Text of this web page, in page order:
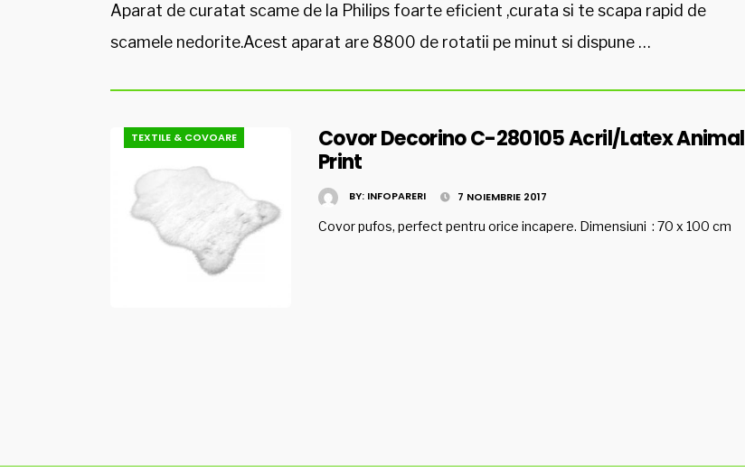
Aparat de curatat scame de la Philips foarte eficient ,curata si te scapa rapid de
scamele nedorite.Acest aparat are 8800 de rotatii pe minut si dispune …
TEXTILE & COVOARE
Covor Decorino C-280105 Acril/Latex Animal
Print
BY: INFOPARERI 7 NOIEMBRIE 2017
Covor pufos, perfect pentru orice incapere. Dimensiuni : 70 x 100 cm